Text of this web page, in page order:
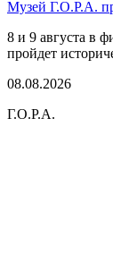
Музей Г.О.Р.А.
8 и 9 августа в
пройдет
08.08.2026
Г.О.Р.А.